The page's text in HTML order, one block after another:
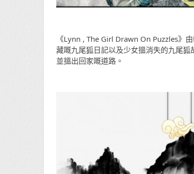
《Lynn , The Girl Drawn On Puzzles》
藏嘅九尾狐日記以及少女搵消失的九尾
並搵出回家嘅道路。